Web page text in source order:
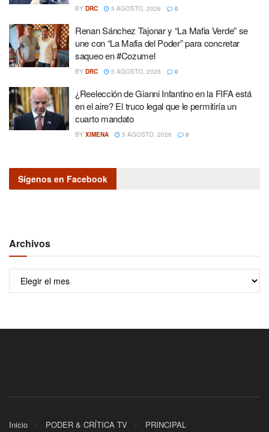
BY DRC 5 AGOSTO, 2026 0
Renan Sánchez Tajonar y “La Mafia Verde” se
une con “La Mafia del Poder” para concretar
saqueo en #Cozumel
BY DRC 5 AGOSTO, 2026 0
¿Reelección de Gianni Infantino en la FIFA está
en el aire? El truco legal que le permitiría un
cuarto mandato
BY XIMENA 5 AGOSTO, 2026 0
Sígenos en Facebook
Archivos
Archivos
Inicio PODER & CRÍTICA TV PRINCIPAL